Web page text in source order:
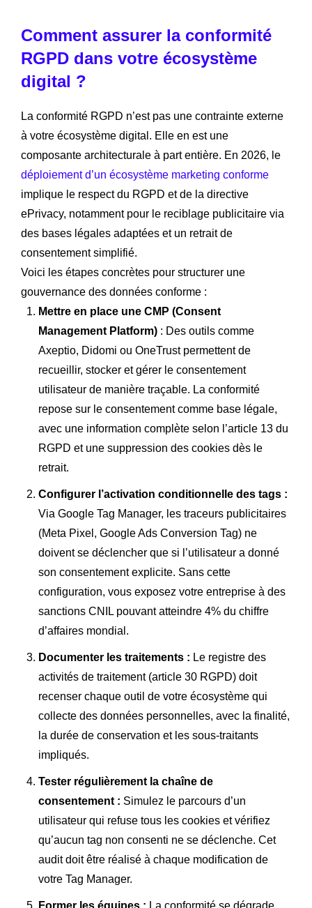
Comment assurer la conformité
RGPD dans votre écosystème
digital ?
La conformité RGPD n’est pas une contrainte externe
à votre écosystème digital. Elle en est une
composante architecturale à part entière. En 2026, le
déploiement d’un écosystème marketing conforme
implique le respect du RGPD et de la directive
ePrivacy, notamment pour le reciblage publicitaire via
des bases légales adaptées et un retrait de
consentement simplifié.
Voici les étapes concrètes pour structurer une
gouvernance des données conforme :
Mettre en place une CMP (Consent
Management Platform) : Des outils comme
Axeptio, Didomi ou OneTrust permettent de
recueillir, stocker et gérer le consentement
utilisateur de manière traçable. La conformité
repose sur le consentement comme base légale,
avec une information complète selon l’article 13 du
RGPD et une suppression des cookies dès le
retrait.
Configurer l’activation conditionnelle des tags :
Via Google Tag Manager, les traceurs publicitaires
(Meta Pixel, Google Ads Conversion Tag) ne
doivent se déclencher que si l’utilisateur a donné
son consentement explicite. Sans cette
configuration, vous exposez votre entreprise à des
sanctions CNIL pouvant atteindre 4% du chiffre
d’affaires mondial.
Documenter les traitements : Le registre des
activités de traitement (article 30 RGPD) doit
recenser chaque outil de votre écosystème qui
collecte des données personnelles, avec la finalité,
la durée de conservation et les sous-traitants
impliqués.
Tester régulièrement la chaîne de
consentement : Simulez le parcours d’un
utilisateur qui refuse tous les cookies et vérifiez
qu’aucun tag non consenti ne se déclenche. Cet
audit doit être réalisé à chaque modification de
votre Tag Manager.
Former les équipes : La conformité se dégrade